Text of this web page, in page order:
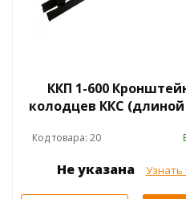
ККП 1-600
колодцев ККС
Код товара: 20
Не указана Узнать